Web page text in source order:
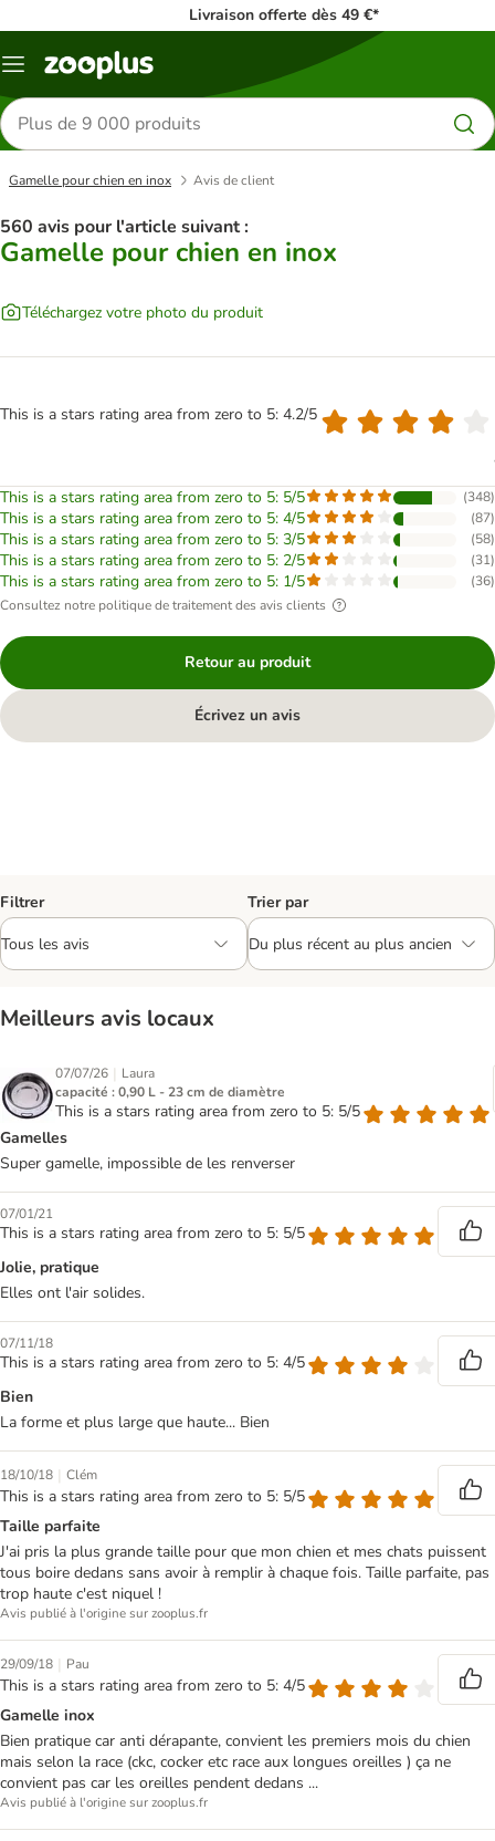
Livraison offerte dès 49 €*
Menu
Rechercher
des
produits
Gamelle pour chien en inox Avis de client
560 avis pour l'article suivant :
Gamelle pour chien en inox
Téléchargez votre photo du produit
This is a stars rating area from zero to 5: 4.2/5
This is a stars rating area from zero to 5: 5/5 (348)
This is a stars rating area from zero to 5: 4/5 (87)
This is a stars rating area from zero to 5: 3/5 (58)
This is a stars rating area from zero to 5: 2/5 (31)
This is a stars rating area from zero to 5: 1/5 (36)
Consultez notre politique de traitement des avis clients
Retour au produit
Écrivez un avis
Filtrer Trier par
Meilleurs avis locaux
07/07/26 | Laura
capacité : 0,90 L - 23 cm de diamètre
This is a stars rating area from zero to 5: 5/5
Gamelles
Super gamelle, impossible de les renverser
07/01/21
This is a stars rating area from zero to 5: 5/5
Jolie, pratique
Elles ont l'air solides.
07/11/18
This is a stars rating area from zero to 5: 4/5
Bien
La forme et plus large que haute... Bien
18/10/18 | Clém
This is a stars rating area from zero to 5: 5/5
Taille parfaite
J'ai pris la plus grande taille pour que mon chien et mes chats puissent
tous boire dedans sans avoir à remplir à chaque fois. Taille parfaite, pas
trop haute c'est niquel !
Avis publié à l'origine sur zooplus.fr
29/09/18 | Pau
This is a stars rating area from zero to 5: 4/5
Gamelle inox
Bien pratique car anti dérapante, convient les premiers mois du chien
mais selon la race (ckc, cocker etc race aux longues oreilles ) ça ne
convient pas car les oreilles pendent dedans ...
Avis publié à l'origine sur zooplus.fr